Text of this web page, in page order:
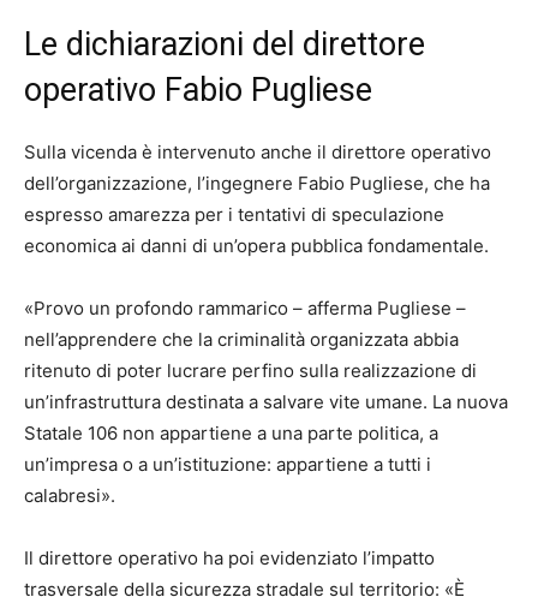
Le dichiarazioni del direttore
operativo Fabio Pugliese
Sulla vicenda è intervenuto anche il direttore operativo
dell’organizzazione, l’ingegnere Fabio Pugliese, che ha
espresso amarezza per i tentativi di speculazione
economica ai danni di un’opera pubblica fondamentale.
«Provo un profondo rammarico – afferma Pugliese –
nell’apprendere che la criminalità organizzata abbia
ritenuto di poter lucrare perfino sulla realizzazione di
un’infrastruttura destinata a salvare vite umane. La nuova
Statale 106 non appartiene a una parte politica, a
un’impresa o a un’istituzione: appartiene a tutti i
calabresi».
Il direttore operativo ha poi evidenziato l’impatto
trasversale della sicurezza stradale sul territorio: «È